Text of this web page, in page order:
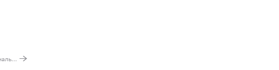
Менопауза (гормональный профиль)